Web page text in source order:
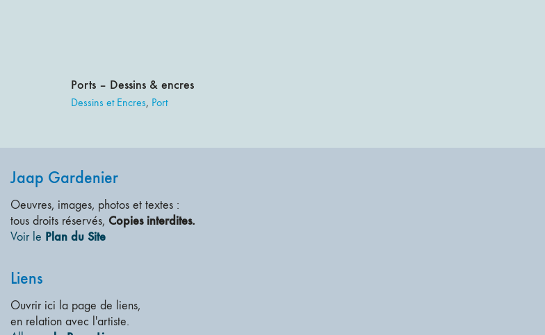
Ports – Dessins & encres
Dessins et Encres, Port
Jaap Gardenier
Oeuvres, images, photos et textes :
tous droits réservés, Copies interdites.
Voir le Plan du Site
Liens
Ouvrir ici la page de liens,
en relation avec l'artiste.